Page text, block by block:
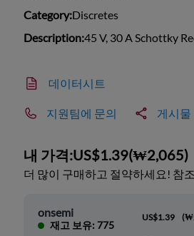
Category:Discretes
Description:45 V, 30 A Schottky
데이터시트
지원팀에 문의 게시물
내 가격:US$1.39(₩2,065)
더 많이 구매하고 절약하세요! 참
onsemi
재고 보유: 775
US$1.39 (